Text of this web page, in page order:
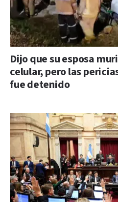
Dijo que su esposa
celular, pero las
fue detenido